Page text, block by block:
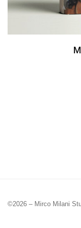
©2026 – Mirco Milani